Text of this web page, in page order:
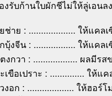
งรับก้านใบผักชีไม่ให้ลู่เอนล
ช่าย : ................... ให้แคล
บุ้งจีน : ................. ให้แค
งกวา : .................. ผลมีรส
เขือเปราะ : .............. ให้แ
งอก : ................... ให้ฮอร์